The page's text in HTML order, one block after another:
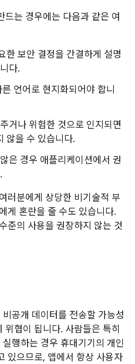
드는 경우에는 다음과 같은 여
한 보안 결정을 간결하게 설명
다.
언어로 현지화되어야 합니
거나 위험한 것으로 인지되면
않을 수 있습니다.
은 경우 애플리케이션에서 권
러분에게 상당한 비기술적 부
게 혼란을 줄 수도 있습니다.
준의 사용을 권장하지 않는 것
공개 데이터를 전송할 가능성
협이 됩니다. 사람들은 특히
행하는 경우 휴대기기의 개인
있으므로, 앱에서 항상 사용자